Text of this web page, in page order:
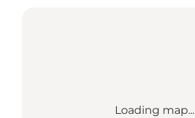
Loading map...